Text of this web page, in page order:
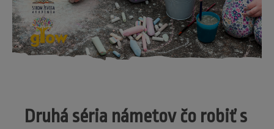
Druhá séria námetov čo robiť s